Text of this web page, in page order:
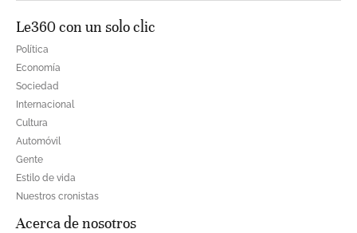
Le360 con un solo clic
Política
Economía
Sociedad
Internacional
Cultura
Automóvil
Gente
Estilo de vida
Nuestros cronistas
Acerca de nosotros